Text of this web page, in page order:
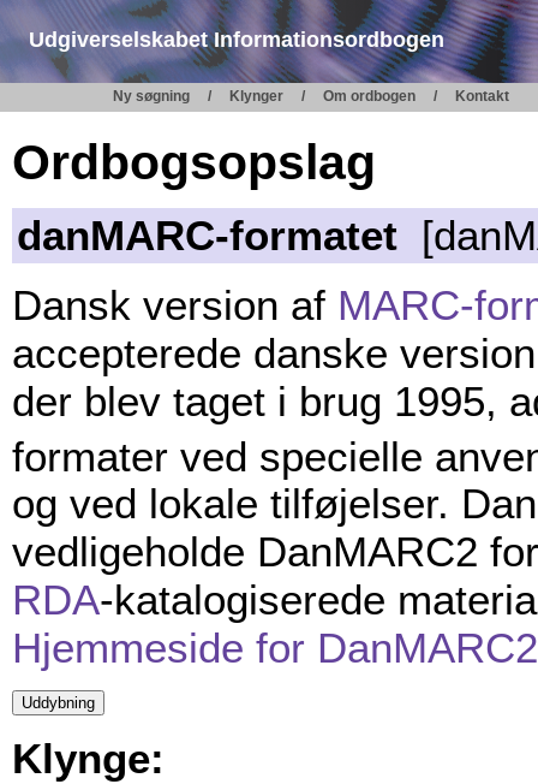
Udgiverselskabet Informationsordbogen
Ny søgning Klynger Om ordbogen Kontakt
Ordbogsopslag
danMARC-formatet
Dansk version af MARC-
accepterede danske
der blev taget i brug 1995,
formater ved specielle
og ved lokale tilføjelser.
vedligeholde DanMARC2
RDA-katalogiserede
Hjemmeside for DanMARC2
Klynge: